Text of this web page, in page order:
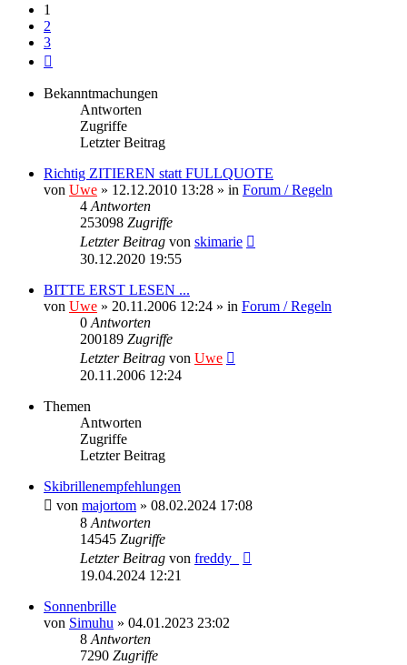
1
2
3
Bekanntmachungen
Antworten
Zugriffe
Letzter Beitrag
Richtig ZITIEREN statt FULLQUOTE
von Uwe » 12.12.2010 13:28 » in Forum / Regeln
4 Antworten
253098 Zugriffe
Letzter Beitrag von skimarie
30.12.2020 19:55
BITTE ERST LESEN ...
von Uwe » 20.11.2006 12:24 » in Forum / Regeln
0 Antworten
200189 Zugriffe
Letzter Beitrag von Uwe
20.11.2006 12:24
Themen
Antworten
Zugriffe
Letzter Beitrag
Skibrillenempfehlungen
von majortom » 08.02.2024 17:08
8 Antworten
14545 Zugriffe
Letzter Beitrag von freddy_
19.04.2024 12:21
Sonnenbrille
von Simuhu » 04.01.2023 23:02
8 Antworten
7290 Zugriffe